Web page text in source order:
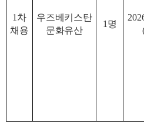
1 차
채용
우즈베키스탄
문화유산
1 명